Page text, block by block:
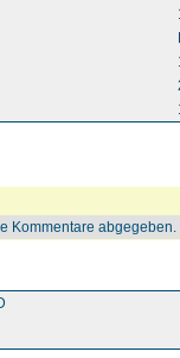
Kommentare abgegeben.